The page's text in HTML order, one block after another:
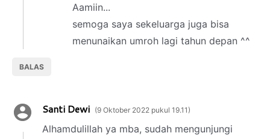
BALAS
Aamiin...
semoga saya sekeluarga juga bisa
menunaikan umroh lagi tahun depan ^^
Santi Dewi 9 Oktober 2022 pukul 19.11
Alhamdulillah ya mba, sudah mengunjungi